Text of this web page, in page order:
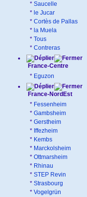
* Saucelle
* le Jucar
* Cortès de Pallas
* la Muela
* Tous
* Contreras
France-Centre
* Eguzon
France-NordEst
* Fessenheim
* Gambsheim
* Gerstheim
* Iffezheim
* Kembs
* Marckolsheim
* Ottmarsheim
* Rhinau
* STEP Revin
* Strasbourg
* Vogelgrün